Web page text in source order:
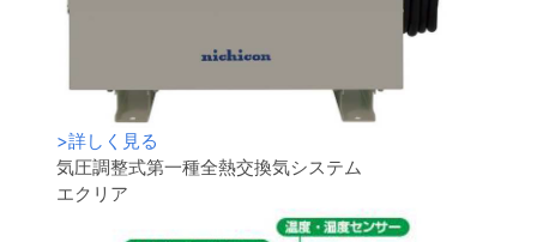
>詳しく見る
気圧調整式第一種全熱交換気システム
エクリア